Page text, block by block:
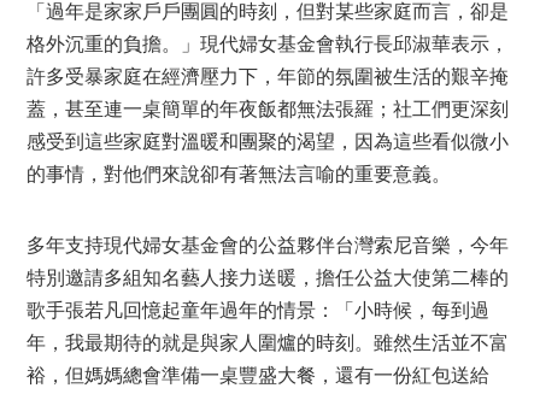
「過年是家家戶戶團圓的時刻，但對某些家庭而言，卻是
格外沉重的負擔。」現代婦女基金會執行長邱淑華表示，
許多受暴家庭在經濟壓力下，年節的氛圍被生活的艱辛掩
蓋，甚至連一桌簡單的年夜飯都無法張羅；社工們更深刻
感受到這些家庭對溫暖和團聚的渴望，因為這些看似微小
的事情，對他們來說卻有著無法言喻的重要意義。
多年支持現代婦女基金會的公益夥伴台灣索尼音樂，今年
特別邀請多組知名藝人接力送暖，擔任公益大使第二棒的
歌手張若凡回憶起童年過年的情景：「小時候，每到過
年，我最期待的就是與家人圍爐的時刻。雖然生活並不富
裕，但媽媽總會準備一桌豐盛大餐，還有一份紅包送給